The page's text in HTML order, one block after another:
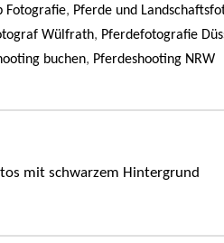
Fotografie, Pferde und
Wülfrath, Pferdefotografie
buchen, Pferdeshooting NRW
mit schwarzem Hintergrund